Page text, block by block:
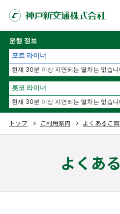
운행 정보
포트 라이너
현재 30분 이상 지연되는 열차는 없습니
롯코 라이너
현재 30분 이상 지연되는 열차는 없습니
トップ ご利用案内 よくあるご質
よくあ